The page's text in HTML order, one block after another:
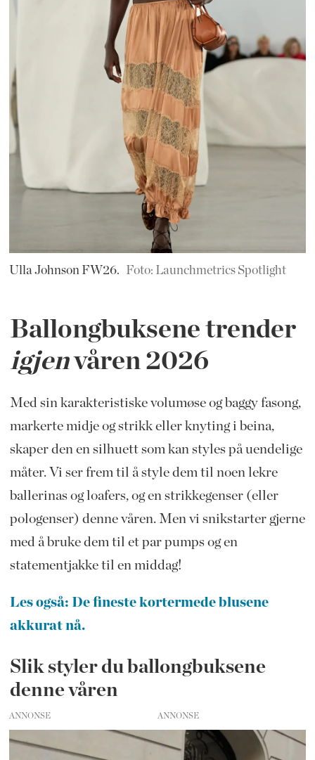
Ulla Johnson FW26. Foto: Launchmetrics Spotlight
Ballongbuksene trender
igjenvåren 2026
Med sin karakteristiske volumøse og baggy fasong,
markerte midje og strikk eller knyting i beina,
skaper den en silhuett som kan styles på uendelige
måter. Vi ser frem til å style dem til noen lekre
ballerinas og loafers, og en strikkegenser (eller
pologenser) denne våren. Men vi snikstarter gjerne
med å bruke dem til et par pumps og en
statementjakke til en middag!
Les også: De fineste kortermede blusene
akkurat nå.
Slik styler du ballongbuksene
denne våren
ANNONSE